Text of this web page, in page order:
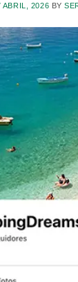
ABRIL, 2026 BY